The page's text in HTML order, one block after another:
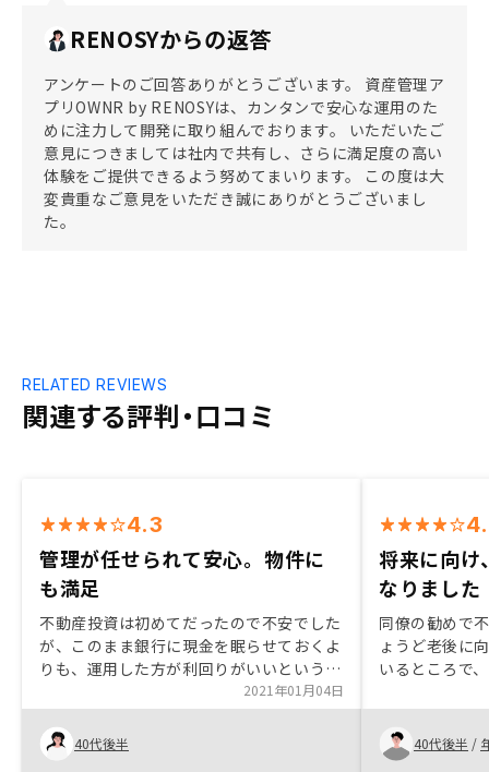
RENOSYからの返答
アンケートのご回答ありがとうございます。 資産管理ア
プリOWNR by RENOSYは、カンタンで安心な運用のた
めに注力して開発に取り組んでおります。 いただいたご
意見につきましては社内で共有し、さらに満足度の高い
体験をご提供できるよう努めてまいります。 この度は大
変貴重なご意見をいただき誠にありがとうございまし
た。
関連する評判・口コミ
RELATED REVIEWS
4.3
管理が任せられて安心。物件に
も満足
不動産投資は初めてだったので不安でした
が、このまま銀行に現金を眠らせておくよ
りも、運用した方が利回りがいいというこ
とで、購入に至りました。 RENOSYさんが
紹介してくださった数ある物件の中から、
私も住んでみたいという基準で選び、大変
満足しております。管理に関しても、管理
2021年01月04日
40代後半
将来に向け
なりました
同僚の勧めで
ょうど老後に
いるところで
納得感もあり
や将来想定さ
た。中長期の
40代後半 /